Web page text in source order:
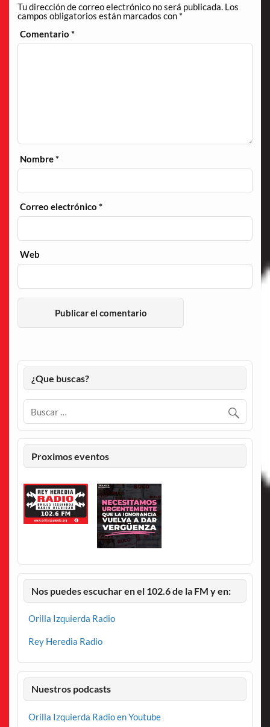
Tu dirección de correo electrónico no será publicada. Los
campos obligatorios están marcados con *
Comentario*
Nombre*
Correo electrónico*
Web
¿Que buscas?
Proximos eventos
Nos puedes escuchar en el 102.6 de la FM y en:
Orilla Izquierda Radio
Rey Heredia Radio
Nuestros podcasts
Orilla Izquierda Radio en Youtube